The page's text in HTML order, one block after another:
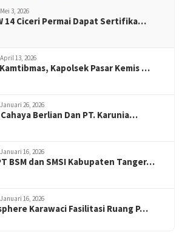
Mei 3, 2026
14 Ciceri Permai Dapat Sertifika…
April 13, 2026
Kapolsek Pasar Kemis …
Januari 26, 2026
Cahaya Berlian Dan PT. Karunia…
Januari 16, 2026
BSM dan SMSI Kabupaten Tanger…
Januari 16, 2026
Karawaci Fasilitasi Ruang P…